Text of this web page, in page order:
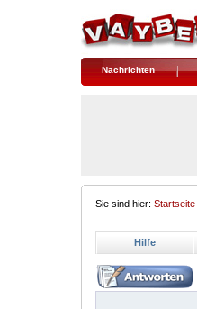
Nachrichten
Sie sind hier: Startseite
Hilfe